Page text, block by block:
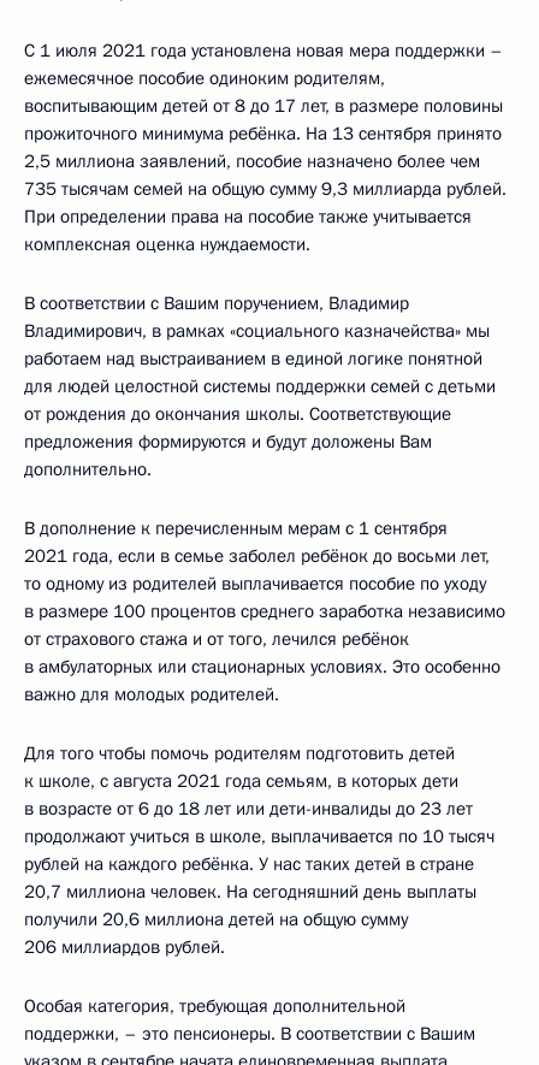
С 1 июля 2021 года установлена новая мера поддержки –
ежемесячное пособие одиноким родителям,
воспитывающим детей от 8 до 17 лет, в размере половины
прожиточного минимума ребёнка. На 13 сентября принято
2,5 миллиона заявлений, пособие назначено более чем
735 тысячам семей на общую сумму 9,3 миллиарда рублей.
При определении права на пособие также учитывается
комплексная оценка нуждаемости.
В соответствии с Вашим поручением, Владимир
Владимирович, в рамках «социального казначейства» мы
работаем над выстраиванием в единой логике понятной
для людей целостной системы поддержки семей с детьми
от рождения до окончания школы. Соответствующие
предложения формируются и будут доложены Вам
дополнительно.
В дополнение к перечисленным мерам с 1 сентября
2021 года, если в семье заболел ребёнок до восьми лет,
то одному из родителей выплачивается пособие по уходу
в размере 100 процентов среднего заработка независимо
от страхового стажа и от того, лечился ребёнок
в амбулаторных или стационарных условиях. Это особенно
важно для молодых родителей.
Для того чтобы помочь родителям подготовить детей
к школе, с августа 2021 года семьям, в которых дети
в возрасте от 6 до 18 лет или дети-инвалиды до 23 лет
продолжают учиться в школе, выплачивается по 10 тысяч
рублей на каждого ребёнка. У нас таких детей в стране
20,7 миллиона человек. На сегодняшний день выплаты
получили 20,6 миллиона детей на общую сумму
206 миллиардов рублей.
Особая категория, требующая дополнительной
поддержки, – это пенсионеры. В соответствии с Вашим